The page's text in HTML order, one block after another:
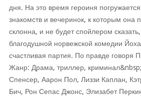
дня. На это время героиня
знакомств и вечеринок, к которым она
склонна, и не будет спойлером
благодушной норвежской комедии
счастливая партия. По правде говоря
Жанр: Драма, триллер,
Спенсер, Аарон Пол, Лиззи Каплан,
Бич, Рон Сепас Джонс, Элизабет